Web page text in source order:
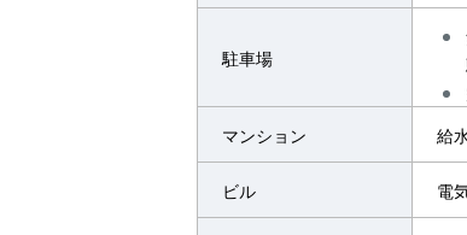
駐車場
マンション 給
ビル 電